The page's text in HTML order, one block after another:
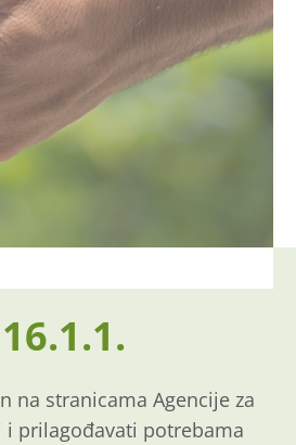
na stranicama Agencije za
i prilagođavati potrebama